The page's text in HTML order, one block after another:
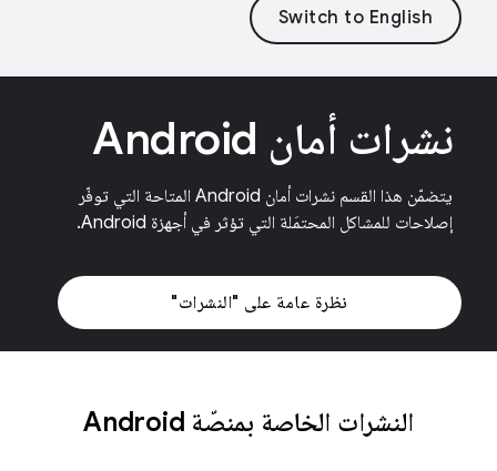
نشرات أمان Android
يتضمّن هذا القسم نشرات أمان Android المتاحة التي توفّر
إصلاحات للمشاكل المحتمَلة التي تؤثر في أجهزة Android.
نظرة عامة على "النشرات"
النشرات الخاصة بمنصّة Android